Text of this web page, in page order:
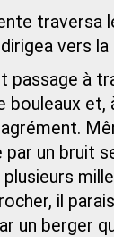
traversa
vers
passage à
bouleaux et,
agrément.
un bruit
il
un berger